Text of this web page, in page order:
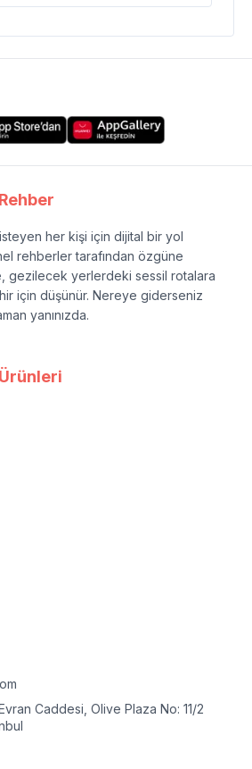
her kişi için dijital bir yol
rehberler tarafından özgüne
gezilecek yerlerdeki sessil rotalara
için düşünür. Nereye giderseniz
yanınızda.
Caddesi, Olive Plaza No: 11/2